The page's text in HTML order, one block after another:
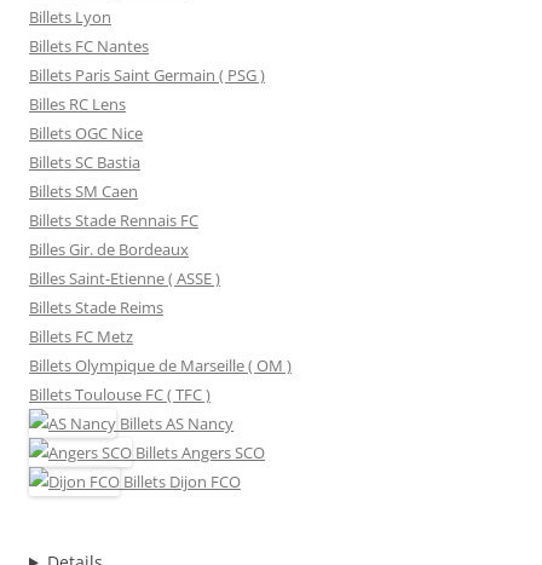
Billets Lyon
Billets FC Nantes
Billets Paris Saint Germain ( PSG )
Billes RC Lens
Billets OGC Nice
Billets SC Bastia
Billets SM Caen
Billets Stade Rennais FC
Billes Gir. de Bordeaux
Billes Saint-Etienne ( ASSE )
Billets Stade Reims
Billets FC Metz
Billets Olympique de Marseille ( OM )
Billets Toulouse FC ( TFC )
BilletsAS Nancy
BilletsAngers SCO
Billets Dijon FCO